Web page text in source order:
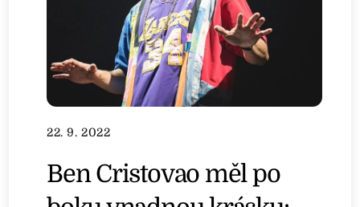
22. 9. 2022
Ben Cristovao měl po